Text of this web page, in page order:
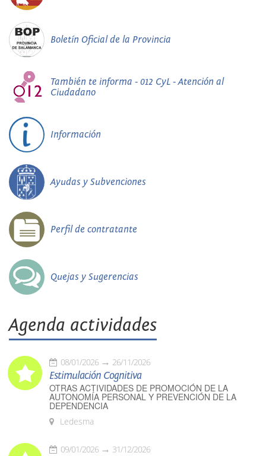
Boletín Oficial de la Provincia
También te informa - 012 CyL - Atención al
Ciudadano
Información
Ayudas y Subvenciones
Perfil de contratante
Quejas y Sugerencias
Agenda actividades
08/01/2026 26/11/2026
Estimulación Cognitiva
OTRAS ACTIVIDADES DE PROMOCIÓN DE LA
AUTONOMÍA PERSONAL Y PREVENCIÓN DE LA
DEPENDENCIA
Ledesma
09/01/2026 31/12/2026